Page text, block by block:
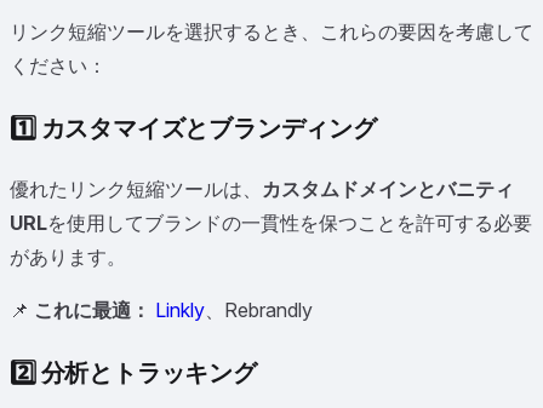
リンク短縮ツールを選択するとき、これらの要因を考慮して
ください：
1️⃣ カスタマイズとブランディング
優れたリンク短縮ツールは、 カスタムドメインとバニティ
URLを使用してブランドの一貫性を保つことを許可する必要
があります。
📌 これに最適： Linkly 、Rebrandly
2️⃣分析とトラッキング